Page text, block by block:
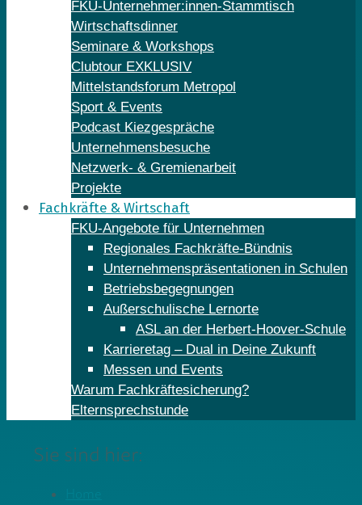
FKU-Unternehmer:innen-Stammtisch
Wirtschaftsdinner
Seminare & Workshops
Clubtour EXKLUSIV
Mittelstandsforum Metropol
Sport & Events
Podcast Kiezgespräche
Unternehmensbesuche
Netzwerk- & Gremienarbeit
Projekte
Fachkräfte & Wirtschaft
FKU-Angebote für Unternehmen
Regionales Fachkräfte-Bündnis
Unternehmenspräsentationen in Schulen
Betriebsbegegnungen
Außerschulische Lernorte
ASL an der Herbert-Hoover-Schule
Karrieretag – Dual in Deine Zukunft
Messen und Events
Warum Fachkräftesicherung?
Elternsprechstunde
Sie sind hier: